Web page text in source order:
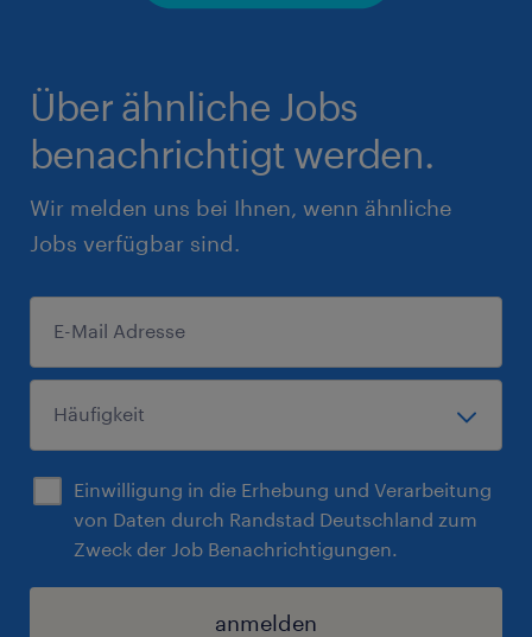
Über ähnliche Jobs
benachrichtigt werden.
Wir melden uns bei Ihnen, wenn ähnliche
Jobs verfügbar sind.
Einwilligung in die Erhebung und Verarbeitung
von Daten durch Randstad Deutschland zum
Zweck der Job Benachrichtigungen.
anmelden